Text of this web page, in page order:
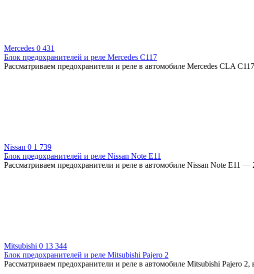
Mercedes 0 431
Блок предохранителей и реле Mercedes C117
Рассматриваем предохранители и реле в автомобиле Mercedes CLA
Nissan 0 1 739
Блок предохранителей и реле Nissan Note Е11
Рассматриваем предохранители и реле в автомобиле Nissan Note Е11 —
Mitsubishi 0 13 344
Блок предохранителей и реле Mitsubishi Pajero 2
Рассматриваем предохранители и реле в автомобиле Mitsubishi Pajero